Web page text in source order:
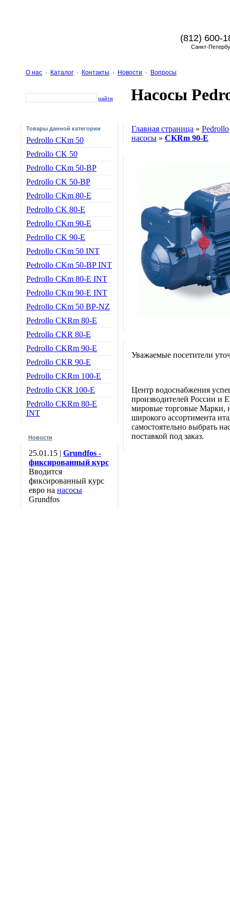
(812) 600-
Санкт-
О нас · Каталог · Контакты · Новости · Вопросы
найти Насосы
Товары данной категории
Pedrollo CKm 50
Pedrollo CK 50
Pedrollo CKm 50-BP
Pedrollo CK 50-BP
Pedrollo CKm 80-E
Pedrollo CK 80-E
Pedrollo CKm 90-E
Pedrollo CK 90-E
Pedrollo CKm 50 INT
Pedrollo CKm 50-BP INT
Pedrollo CKm 80-E INT
Pedrollo CKm 90-E INT
Pedrollo CKm 50 BP-NZ
Pedrollo CKRm 80-E
Pedrollo CKR 80-E
Pedrollo CKRm 90-E
Pedrollo CKR 90-E
Pedrollo CKRm 100-E
Pedrollo CKR 100-E
Pedrollo CKRm 80-E
INT
Новости
25.01.15 | Grundfos -
фиксированный курс
Вводится
фиксированный курс
евро на насосы
Grundfos
Главная страница » Pedrollo
насосы » CKRm 90-E
Уважаемые посетители
Центр водоснабжения
производителей России и
мировые торговые Марки,
широкого ассортимента
самостоятельно выбрать
поставкой под заказ.